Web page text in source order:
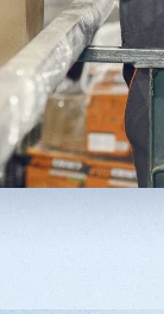
Подробнее